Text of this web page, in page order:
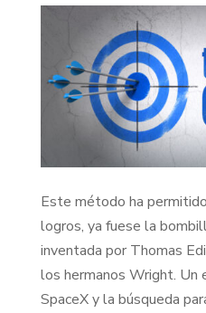
Este método ha
logros, ya fuese la
inventada por Thomas
los hermanos Wright. Un
SpaceX y la búsqueda